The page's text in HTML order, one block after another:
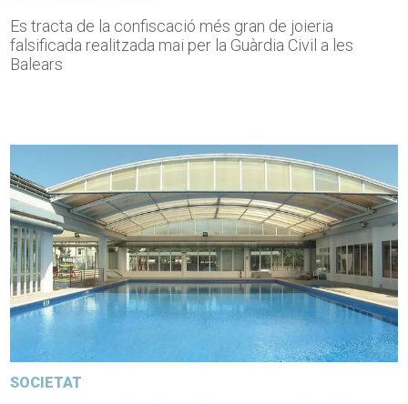
Es tracta de la confiscació més gran de joieria
falsificada realitzada mai per la Guàrdia Civil a les
Balears
SOCIETAT